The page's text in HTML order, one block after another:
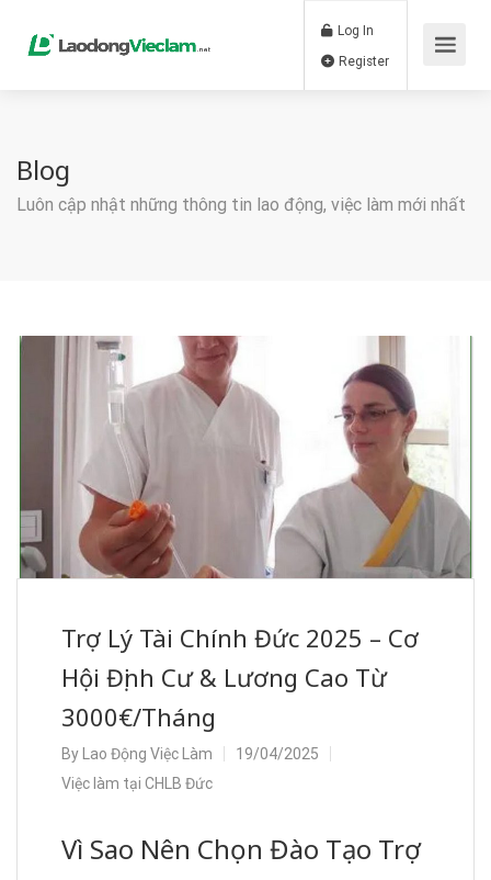
Log In
Blog
Luôn cập nhật những thông tin lao động, việc làm mới nhất
Trợ Lý Tài Chính Đức 2025 – Cơ
Hội Định Cư & Lương Cao Từ
3000€/Tháng
By Lao Động Việc Làm
19/04/2025
Việc làm tại CHLB Đức
Vì Sao Nên Chọn Đào Tạo Trợ